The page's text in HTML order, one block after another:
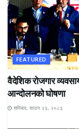
FEATURED
वैदेशिक रोजगार
आन्दोलनको घोषणा
शनिबार, साउन २३, २०८३